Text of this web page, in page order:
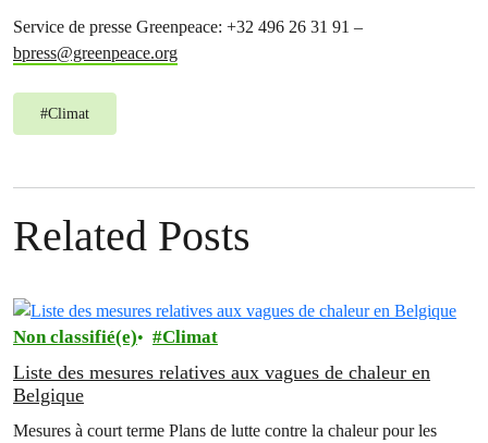
Service de presse Greenpeace: +32 496 26 31 91 –
bpress@greenpeace.org
#Climat
Related Posts
Non classifié(e) Climat
Liste des mesures relatives aux vagues de chaleur en
Belgique
Mesures à court terme Plans de lutte contre la chaleur pour les